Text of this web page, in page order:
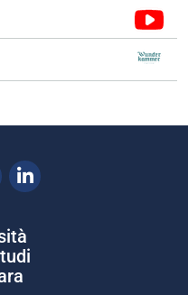
Linkedin